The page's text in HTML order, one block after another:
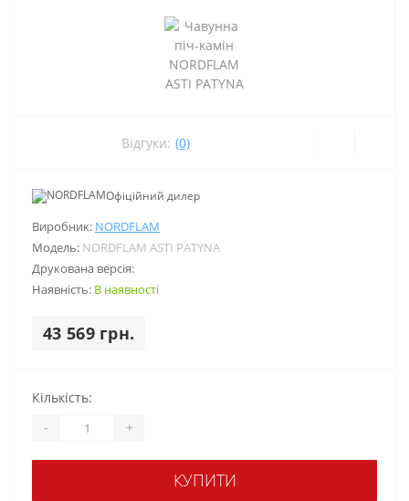
Відгуки: (0)
Виробник: NORDFLAM
Модель: NORDFLAM ASTI PATYNA
Друкована версія:
Наявність: В наявності
43 569 грн.
Офіційний дилер
Кількість:
- +
КУПИТИ